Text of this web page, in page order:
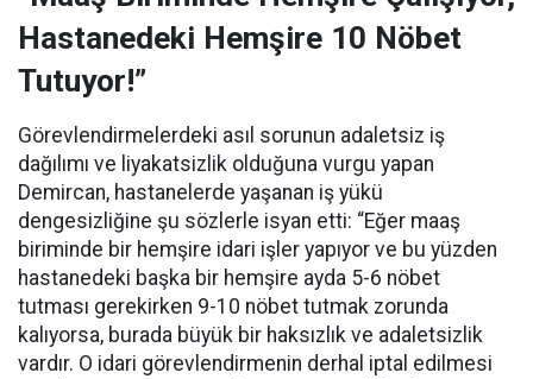
Hastanedeki Hemşire 10 Nöbet
Tutuyor!”
Görevlendirmelerdeki asıl sorunun adaletsiz iş
dağılımı ve liyakatsizlik olduğuna vurgu yapan
Demircan, hastanelerde yaşanan iş yükü
dengesizliğine şu sözlerle isyan etti: “Eğer maaş
biriminde bir hemşire idari işler yapıyor ve bu yüzden
hastanedeki başka bir hemşire ayda 5-6 nöbet
tutması gerekirken 9-10 nöbet tutmak zorunda
kalıyorsa, burada büyük bir haksızlık ve adaletsizlik
vardır. O idari görevlendirmenin derhal iptal edilmesi